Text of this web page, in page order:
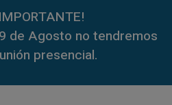
59:35
de Agosto no tendremos
presencial.